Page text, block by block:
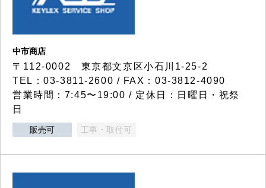
中市商店
〒112-0002 東京都文京区小石川1-25-2
TEL：03-3811-2600 / FAX：03-3812-4090
営業時間：7:45〜19:00 / 定休日：日曜日・祝祭
日
販売可 工事・取付可